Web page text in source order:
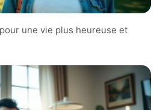
une vie plus heureuse et